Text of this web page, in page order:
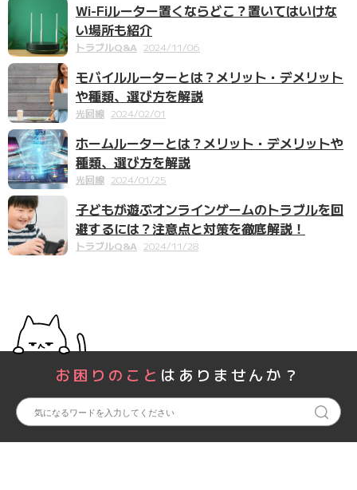
Wi-Fiルーター置くならどこ？置いてはいけな
い場所も紹介
トラブルQ&A 2024/11/06
モバイルルーターとは？メリット・デメリット
や種類、選び方を解説
光回線 2024/02/01
ホームルーターとは？メリット・デメリットや
種類、選び方を解説
光回線 2024/01/25
子どもが遊ぶオンラインゲームのトラブルを回
避するには？注意点と対策を徹底解説！
トラブルQ&A 2024/11/28
お困りのこと はありませんか？